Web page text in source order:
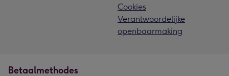
Cookies
Verantwoordelijke
openbaarmaking
Betaalmethodes